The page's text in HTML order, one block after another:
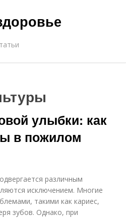
улыбки: как
в пожилом
различным
исключением. Многие
такими как кариес,
зубов. Однако, при